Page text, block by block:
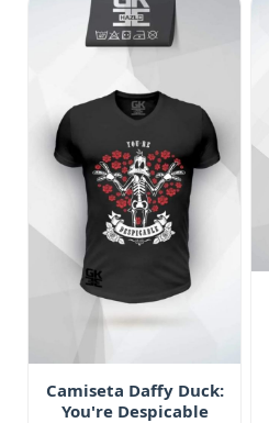
Camiseta Daffy Duck:
You're Despicable